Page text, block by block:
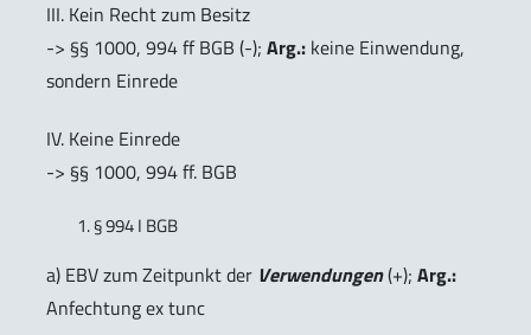
III. Kein Recht zum Besitz
-> §§ 1000, 994 ff BGB (-); Arg.: keine Einwendung,
sondern Einrede
IV. Keine Einrede
-> §§ 1000, 994 ff. BGB
§ 994 I BGB
a) EBV zum Zeitpunkt der Verwendungen(+); Arg.:
Anfechtung ex tunc